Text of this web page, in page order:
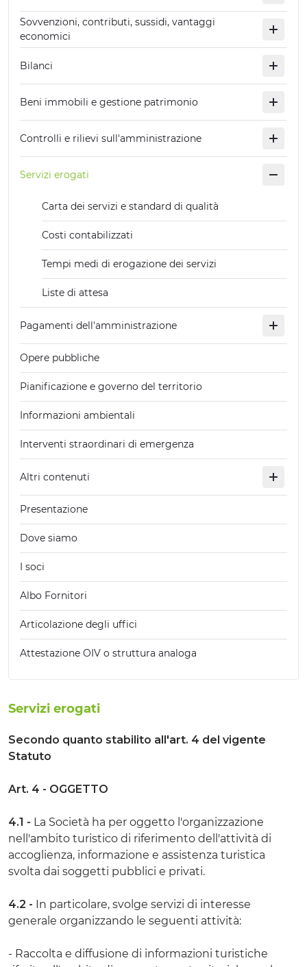
Sovvenzioni, contributi, sussidi, vantaggi
economici
Bilanci
Beni immobili e gestione patrimonio
Controlli e rilievi sull'amministrazione
Servizi erogati
Carta dei servizi e standard di qualità
Costi contabilizzati
Tempi medi di erogazione dei servizi
Liste di attesa
Pagamenti dell'amministrazione
Opere pubbliche
Pianificazione e governo del territorio
Informazioni ambientali
Interventi straordinari di emergenza
Altri contenuti
Presentazione
Dove siamo
I soci
Albo Fornitori
Articolazione degli uffici
Attestazione OIV o struttura analoga
Servizi erogati
Secondo quanto stabilito all'art. 4 del vigente
Statuto
Art. 4 - OGGETTO
4.1 - La Società ha per oggetto l'organizzazione
nell'ambito turistico di riferimento dell'attività di
accoglienza, informazione e assistenza turistica
svolta dai soggetti pubblici e privati.
4.2 - In particolare, svolge servizi di interesse
generale organizzando le seguenti attività:
- Raccolta e diffusione di informazioni turistiche